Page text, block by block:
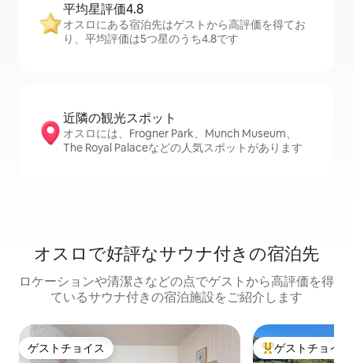
平均星評価4.8
オスロにある宿泊先はゲストから高評価を得てお
り、平均評価は5つ星のうち4.8です
近隣の観光ス⁠ポ⁠ッ⁠ト
オスロには、Frogner Park、Munch Museum、
The Royal Palaceなどの人気スポットがあります
オスロで好評なサウナ付きの宿泊先
ロケーションや清潔さなどの点でゲストから高評価を得
ているサウナ付きの宿泊施設をご紹介します
ゲストチョイス
ゲストチョイス 大好評のゲスト
ゲストチョイス